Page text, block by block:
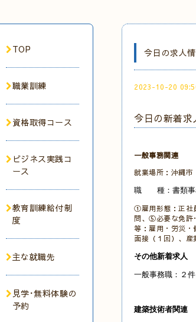
今日の求人
2023-10-20
今日の新着求
一般事務関連
就業場所：沖縄市
職 種：書類事
①雇用形態：正社
問、⑤必要な免許
等：雇用・労災
面接（１回）、
その他新着求人
一般事務職：２件
建築技術者関連
TOP
職業訓練
資格取得コース
ビジネス実践コ
ース
教育訓練給付制
度
主な就職先
見学･無料体験の
予約